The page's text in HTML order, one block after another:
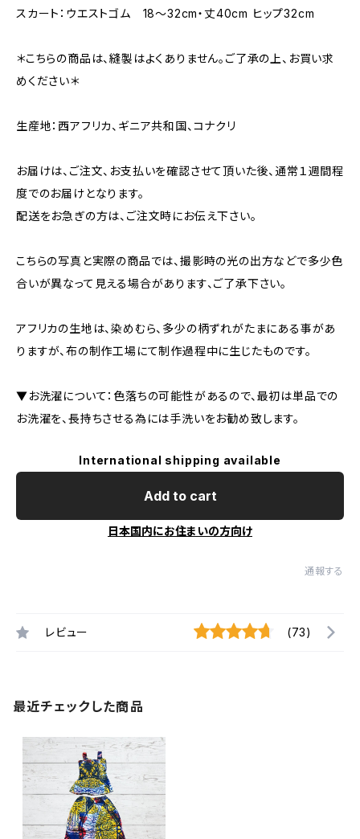
スカート：ウエストゴム 18〜32cm・丈40cm ヒップ32cm
＊こちらの商品は、縫製はよくありません。ご了承の上、お買い求
めください＊
生産地：西アフリカ、ギニア共和国、コナクリ
お届けは、ご注文、お支払いを確認させて頂いた後、通常１週間程
度でのお届けとなります。
配送をお急ぎの方は、ご注文時にお伝え下さい。
こちらの写真と実際の商品では、撮影時の光の出方などで多少色
合いが異なって見える場合があります、ご了承下さい。
アフリカの生地は、染めむら、多少の柄ずれがたまにある事があ
りますが、布の制作工場にて制作過程中に生じたものです。
▼お洗濯について：色落ちの可能性があるので、最初は単品での
お洗濯を、長持ちさせる為には手洗いをお勧め致します。
International shipping available
Add to cart
日本国内にお住まいの方向け
通報する
レビュー (73)
最近チェックした商品